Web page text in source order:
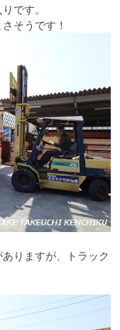
です。
そうです！
りますが、トラック